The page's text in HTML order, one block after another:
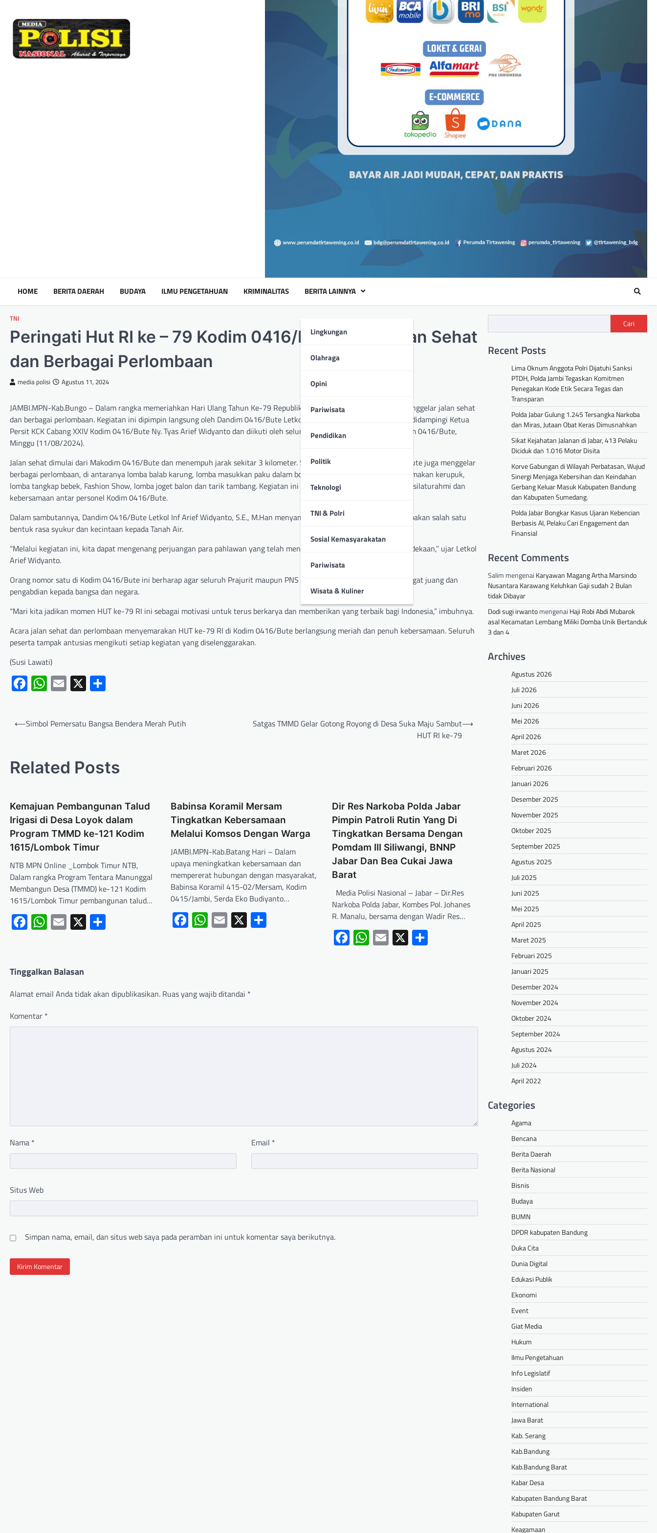
HOME BERITA DAERAH BUDAYA ILMU PENGETAHUAN KRIMINALITAS BERITA LAINNYA
Lingkungan
Olahraga
Opini
Pariwisata
Pendidikan
Politik
Teknologi
TNI & Polri
Sosial Kemasyarakatan
Pariwisata
Wisata & Kuliner
TNI
Peringati Hut RI ke – 79 Kodim 0416/Bute Gelar Jalan Sehat
dan Berbagai Perlombaan
media polisi Agustus 11, 2024
JAMBI.MPN-Kab.Bungo – Dalam rangka memeriahkan Hari Ulang Tahun Ke-79 Republik Indonesia, Kodim 0416/Bute menggelar jalan sehat
dan berbagai perlombaan. Kegiatan ini dipimpin langsung oleh Dandim 0416/Bute Letkol Inf Arief Widyanto, S.E., M.Han, didampingi Ketua
Persit KCK Cabang XXIV Kodim 0416/Bute Ny. Tyas Arief Widyanto dan diikuti oleh seluruh prajurit, PNS, dan Persit Kodim 0416/Bute,
Minggu (11/08/2024).
Jalan sehat dimulai dari Makodim 0416/Bute dan menempuh jarak sekitar 3 kilometer. Selain jalan sehat, Kodim 0416/Bute juga menggelar
berbagai perlombaan, di antaranya lomba balab karung, lomba masukkan paku dalam botol, lomba balab kelereng, lomba makan kerupuk,
lomba tangkap bebek, Fashion Show, lomba joget balon dan tarik tambang. Kegiatan ini bertujuan untuk mempererat tali silaturahmi dan
kebersamaan antar personel Kodim 0416/Bute.
Dalam sambutannya, Dandim 0416/Bute Letkol Inf Arief Widyanto, S.E., M.Han menyampaikan bahwa kegiatan ini merupakan salah satu
bentuk rasa syukur dan kecintaan kepada Tanah Air.
“Melalui kegiatan ini, kita dapat mengenang perjuangan para pahlawan yang telah mengantarkan kita ke gerbang kemerdekaan,” ujar Letkol
Arief Widyanto.
Orang nomor satu di Kodim 0416/Bute ini berharap agar seluruh Prajurit maupun PNS dapat terus meningkatkan semangat juang dan
pengabdian kepada bangsa dan negara.
“Mari kita jadikan momen HUT ke-79 RI ini sebagai motivasi untuk terus berkarya dan memberikan yang terbaik bagi Indonesia,” imbuhnya.
Acara jalan sehat dan perlombaan menyemarakan HUT ke-79 RI di Kodim 0416/Bute berlangsung meriah dan penuh kebersamaan. Seluruh
peserta tampak antusias mengikuti setiap kegiatan yang diselenggarakan.
(Susi Lawati)
Facebook
WhatsApp
Email
X
⟵Simbol Pemersatu Bangsa Bendera Merah Putih
Satgas TMMD Gelar Gotong Royong di Desa Suka Maju Sambut
HUT RI ke-79
⟶
Related Posts
Kemajuan Pembangunan Talud
Irigasi di Desa Loyok dalam
Program TMMD ke-121 Kodim
1615/Lombok Timur
NTB MPN Online _Lombok Timur NTB,
Dalam rangka Program Tentara Manunggal
Membangun Desa (TMMD) ke-121 Kodim
1615/Lombok Timur pembangunan talud…
Facebook
WhatsApp
Email
X
Babinsa Koramil Mersam
Tingkatkan Kebersamaan
Melalui Komsos Dengan Warga
JAMBI.MPN-Kab.Batang Hari – Dalam
upaya meningkatkan kebersamaan dan
mempererat hubungan dengan masyarakat,
Babinsa Koramil 415-02/Mersam, Kodim
0415/Jambi, Serda Eko Budiyanto…
Facebook
WhatsApp
Email
X
Dir Res Narkoba Polda Jabar
Pimpin Patroli Rutin Yang Di
Tingkatkan Bersama Dengan
Pomdam III Siliwangi, BNNP
Jabar Dan Bea Cukai Jawa
Barat
Media Polisi Nasional – Jabar – Dir.Res
Narkoba Polda Jabar, Kombes Pol. Johanes
R. Manalu, bersama dengan Wadir Res…
Facebook
WhatsApp
Email
X Share
Tinggalkan Balasan
Alamat email Anda tidak akan dipublikasikan. Ruas yang wajib ditandai *
Komentar *
Nama * Email *
Situs Web
Simpan nama, email, dan situs web saya pada peramban ini untuk komentar saya berikutnya.
Cari
Recent Posts
Lima Oknum Anggota Polri Dijatuhi Sanksi
PTDH, Polda Jambi Tegaskan Komitmen
Penegakan Kode Etik Secara Tegas dan
Transparan
Polda Jabar Gulung 1.245 Tersangka Narkoba
dan Miras, Jutaan Obat Keras Dimusnahkan
Sikat Kejahatan Jalanan di Jabar, 413 Pelaku
Diciduk dan 1.016 Motor Disita
Korve Gabungan di Wilayah Perbatasan, Wujud
Sinergi Menjaga Kebersihan dan Keindahan
Gerbang Keluar Masuk Kabupaten Bandung
dan Kabupaten Sumedang.
Polda Jabar Bongkar Kasus Ujaran Kebencian
Berbasis AI, Pelaku Cari Engagement dan
Finansial
Recent Comments
Salim mengenai Karyawan Magang Artha Marsindo
Nusantara Karawang Keluhkan Gaji sudah 2 Bulan
tidak Dibayar
Dodi sugi irwantomengenai Haji Robi Abdi Mubarok
asal Kecamatan Lembang Miliki Domba Unik Bertanduk
3 dan 4
Archives
Agustus 2026
Juli 2026
Juni 2026
Mei 2026
April 2026
Maret 2026
Februari 2026
Januari 2026
Desember 2025
November 2025
Oktober 2025
September 2025
Agustus 2025
Juli 2025
Juni 2025
Mei 2025
April 2025
Maret 2025
Februari 2025
Januari 2025
Desember 2024
November 2024
Oktober 2024
September 2024
Agustus 2024
Juli 2024
April 2022
Categories
Agama
Bencana
Berita Daerah
Berita Nasional
Bisnis
Budaya
BUMN
DPDR kabupaten Bandung
Duka Cita
Dunia Digital
Edukasi Publik
Ekonomi
Event
Giat Media
Hukum
Ilmu Pengetahuan
Info Legislatif
Insiden
International
Jawa Barat
Kab. Serang
Kab.Bandung
Kab.Bandung Barat
Kabar Desa
Kabupaten Bandung Barat
Kabupaten Garut
Keagamaan